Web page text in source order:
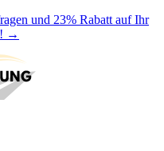
und 23% Rabatt auf Ihr
→